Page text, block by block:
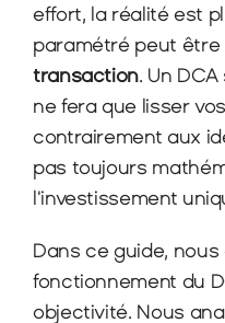
effort, la réalité est
paramétré peut
transaction. Un
ne fera que lisser
contrairement aux
pas toujours
l'investissement
Dans ce guide,
fonctionnement du
objectivité. Nous